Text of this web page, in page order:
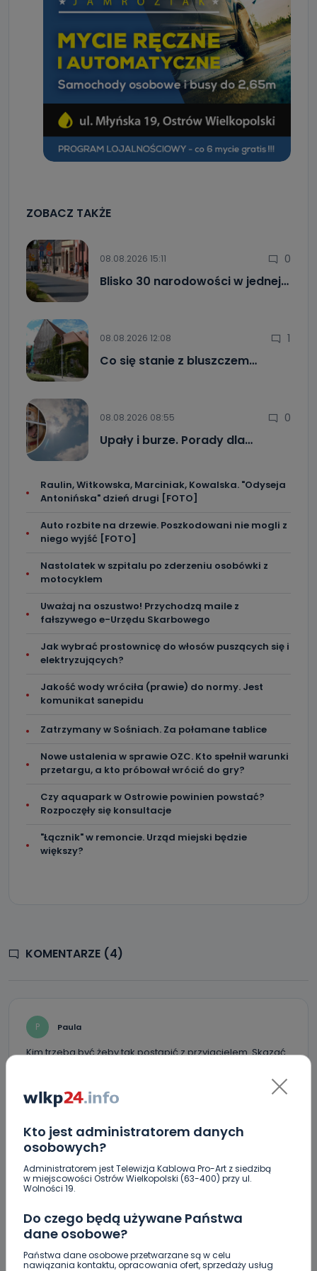
Kto jest administratorem danych
osobowych?
Administratorem jest Telewizja Kablowa Pro-Art z siedzibą
w miejscowości Ostrów Wielkopolski (63-400) przy ul.
Wolności 19.
Do czego będą używane Państwa
dane osobowe?
Państwa dane osobowe przetwarzane są w celu
nawiązania kontaktu, opracowania ofert, sprzedaży usług
ZOBACZ TAKŻE
08.08.2026 15:11 0
Blisko 30 narodowości w jednej…
08.08.2026 12:08 1
Co się stanie z bluszczem…
08.08.2026 08:55 0
Upały i burze. Porady dla…
Raulin, Witkowska, Marciniak, Kowalska. "Odyseja
Antonińska" dzień drugi [FOTO]
Auto rozbite na drzewie. Poszkodowani nie mogli z
niego wyjść [FOTO]
Nastolatek w szpitalu po zderzeniu osobówki z
motocyklem
Uważaj na oszustwo! Przychodzą maile z
fałszywego e-Urzędu Skarbowego
Jak wybrać prostownicę do włosów puszących się i
elektryzujących?
Jakość wody wróciła (prawie) do normy. Jest
komunikat sanepidu
Zatrzymany w Sośniach. Za połamane tablice
Nowe ustalenia w sprawie OZC. Kto spełnił warunki
przetargu, a kto próbował wrócić do gry?
Czy aquapark w Ostrowie powinien powstać?
Rozpoczęły się konsultacje
"Łącznik" w remoncie. Urząd miejski będzie
większy?
KOMENTARZE (4)
P Paula
Kim trzeba być żeby tak postąpić z przyjacielem. Skazać
zerem, nikim, pustym wrakiem jesteś . Każde słowo to za
mało. Teraz tylko nadzieja w was ludzie jak ktoś
rozpoznaje pieska kogo mógł być żeby zgłosili to. Nie
nienawiść. A trafia na słabszą postać czyli psa. Napewno
czyta teraz te nasze komentarze i się śmieje.
Zwyrodnialcu obyś zdychał w mękach.
REPLY
NR Nie rozumiem
Po co?